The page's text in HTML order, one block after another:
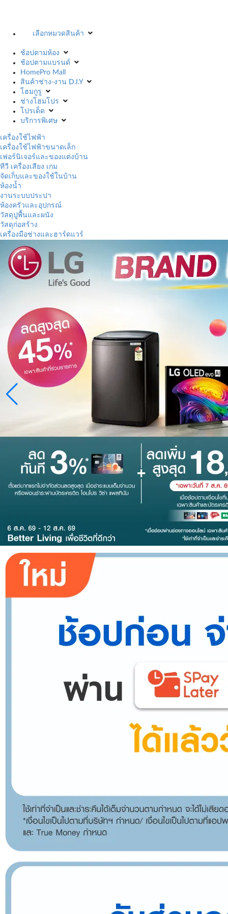
เลือกหมวดสินค้า
ช้อปตามห้อง
ช้อปตามแบรนด์
HomePro Mall
สินค้าช่าง-งาน D.I.Y
โฮมกูรู
ช่างโฮมโปร
โปรเด็ด
บริการพิเศษ
เครื่องใช้ไฟฟ้า
เครื่องใช้ไฟฟ้าขนาดเล็ก
เฟอร์นิเจอร์และของแต่งบ้าน
ทีวี เครื่องเสียง เกม
จัดเก็บและของใช้ในบ้าน
ห้องน้ำ
งานระบบประปา
ห้องครัวและอุปกรณ์
วัสดุปูพื้นและผนัง
วัสดุก่อสร้าง
เครื่องมือช่างและฮาร์ดแวร์